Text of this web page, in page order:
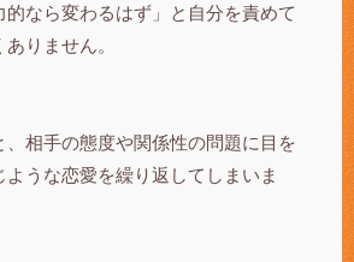
的なら変わるはず」と自分を責めて
りません。
、相手の態度や関係性の問題に目を
ような恋愛を繰り返してしまいま